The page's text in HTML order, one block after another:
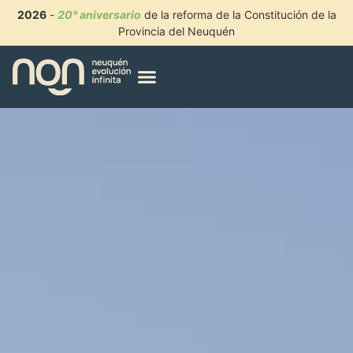
2026- 20° aniversario de la reforma de la Constitución de la
Provincia del Neuquén